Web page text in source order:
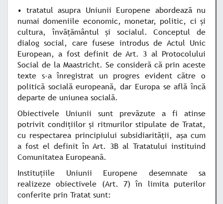
• tratatul asupra Uniunii Europene abordează nu
numai domeniile economic, monetar, politic, ci şi
cultura, învăţământul şi socialul. Conceptul de
dialog social, care fusese introdus de Actul Unic
European, a fost definit de Art. 3 al Protocolului
Social de la Maastricht. Se consideră că prin aceste
texte s-a înregistrat un progres evident către o
politicã socială europeană, dar Europa se află încă
departe de uniunea socială.
Obiectivele Uniunii sunt prevăzute a fi atinse
potrivit condiţiilor şi ritmurilor stipulate de Tratat,
cu respectarea principiului subsidiarităţii, aşa cum
a fost el definit în Art. 3B al Tratatului instituind
Comunitatea Europeanã.
Instituţiile Uniunii Europene desemnate sa
realizeze obiectivele (Art. 7) în limita puterilor
conferite prin Tratat sunt: